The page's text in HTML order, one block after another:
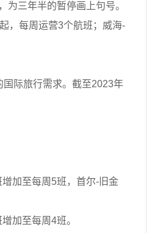
三年半的暂停画上句号。
，每周运营3个航班；威海-
际旅行需求。截至2023年
加至每周5班，首尔-旧金
加至每周4班。